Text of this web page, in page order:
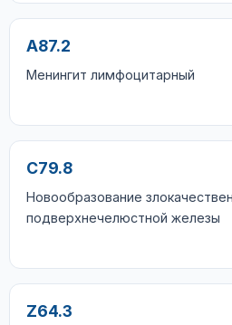
A87.2
Менингит лимфоцитарный
C79.8
Новообразование
подверхнечелюстной железы
Z64.3